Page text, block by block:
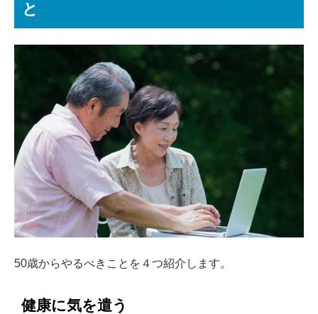
と
50歳からやるべきことを４つ紹介します。
健康に気を遣う